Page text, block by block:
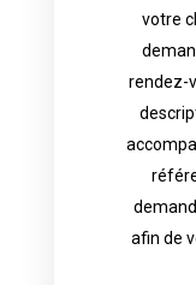
votre
rendez-
afin de
tattoo